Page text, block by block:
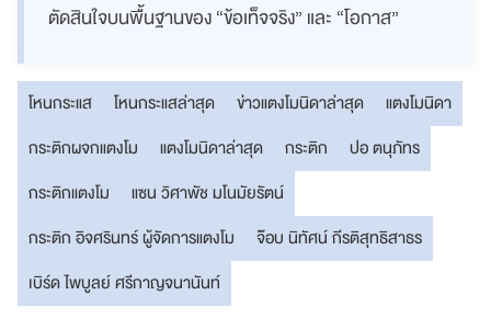
ตัดสินใจบนพื้นฐานของ “ข้อเท็จจริง” และ “โอกาส”
โหนกระแส โหนกระแสล่าสุด ข่าวแตงโมนิดาล่าสุด
แตงโมนิดา
กระติกผจกแตงโม
แตงโมนิดาล่าสุด กระติก
ปอ ตนุภัทร
กระติกแตงโม
แซน วิศาพัช มโนมัยรัตน์
กระติก อิจศรินทร์ ผู้จัดการแตงโม
จ๊อบ นิทัศน์ กีรติสุทธิสาธร
เบิร์ด ไพบูลย์ ศรีกาญจนานันท์